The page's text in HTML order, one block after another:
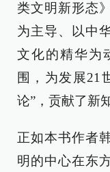
类文明新形态
为主导、以中
文化的精华为
围，为发展21
论”，贡献了新
正如本书作者
明的中心在东